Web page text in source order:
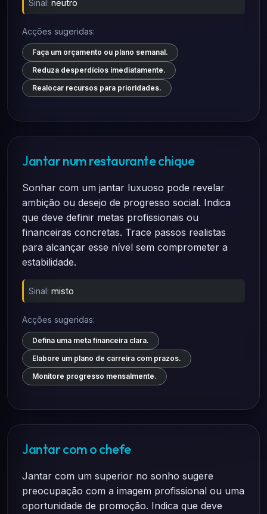
Sinal: neutro
Acções sugeridas:
Faça um orçamento ou plano semanal.
Reduza desperdícios imediatamente.
Realocar recursos para prioridades.
Jantar num restaurante chique
Sonhar com um jantar luxuoso pode revelar
ambição ou desejo de progresso social. Indica
que deve definir metas profissionais ou
financeiras concretas. Trace passos realistas
para alcançar esse nível sem comprometer a
estabilidade.
Sinal: misto
Acções sugeridas:
Defina uma meta financeira clara.
Elabore um plano de carreira com prazos.
Monitore progresso mensalmente.
Jantar com o chefe
Jantar com um superior no sonho sugere
preocupação com a imagem profissional ou uma
oportunidade de promoção. Indica que deve